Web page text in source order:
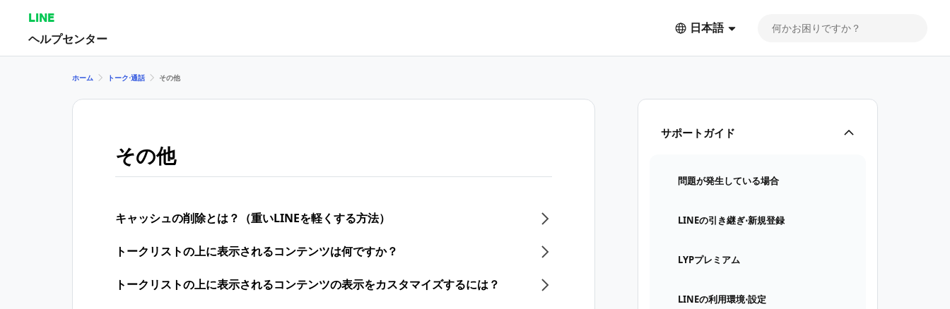
LINE
ヘルプセンター
日本語
サポートガイド
問題が発生している場合
LINEの引き継ぎ⋅新規登録
LYPプレミアム
LINEの利用環境⋅設定
ホーム トーク⋅通話 その他
その他
キャッシュの削除とは？（重いLINEを軽くする方法）
トークリストの上に表示されるコンテンツは何ですか？
トークリストの上に表示されるコンテンツの表示をカスタマイズするには？